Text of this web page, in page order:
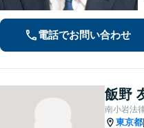
電話でお問い合わせ
飯野
南小岩法
東京都